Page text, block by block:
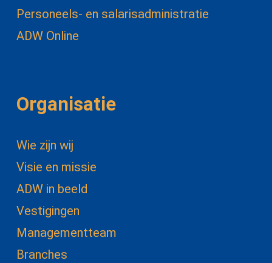
Personeels- en salarisadministratie
ADW Online
Organisatie
Wie zijn wij
Visie en missie
ADW in beeld
Vestigingen
Managementteam
Branches